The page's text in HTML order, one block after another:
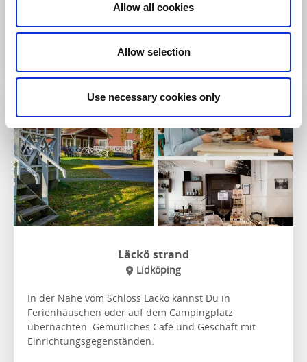
Allow all cookies
Allow selection
Use necessary cookies only
Läckö strand
Lidköping
In der Nähe vom Schloss Läckö kannst Du in
Ferienhäuschen oder auf dem Campingplatz
übernachten. Gemütliches Café und Geschäft mit
Einrichtungsgegenständen.